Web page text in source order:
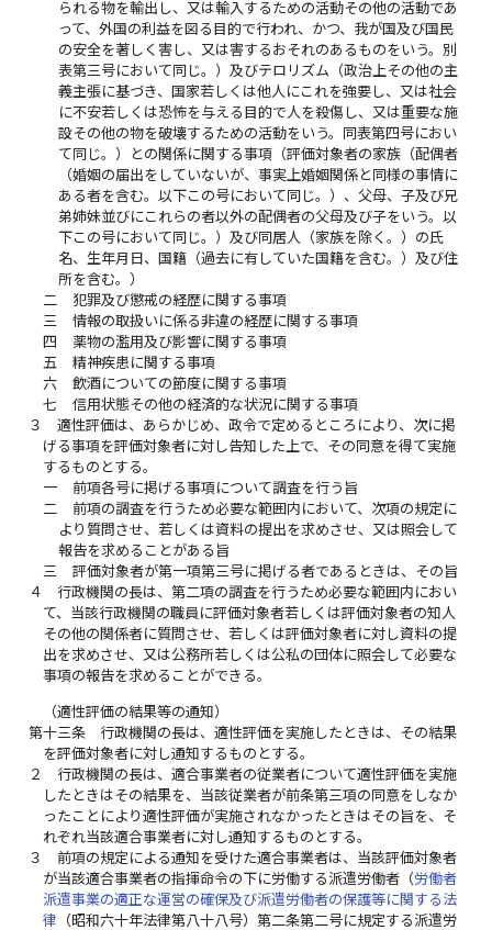
られる物を輸出し、又は輸入するための活動その他の活動であ
って、外国の利益を図る目的で行われ、かつ、我が国及び国民
の安全を著しく害し、又は害するおそれのあるものをいう。別
表第三号において同じ。）及びテロリズム（政治上その他の主
義主張に基づき、国家若しくは他人にこれを強要し、又は社会
に不安若しくは恐怖を与える目的で人を殺傷し、又は重要な施
設その他の物を破壊するための活動をいう。同表第四号におい
て同じ。）との関係に関する事項（評価対象者の家族（配偶者
（婚姻の届出をしていないが、事実上婚姻関係と同様の事情に
ある者を含む。以下この号において同じ。）、父母、子及び兄
弟姉妹並びにこれらの者以外の配偶者の父母及び子をいう。以
下この号において同じ。）及び同居人（家族を除く。）の氏
名、生年月日、国籍（過去に有していた国籍を含む。）及び住
所を含む。）
二
犯罪及び懲戒の経歴に関する事項
三
情報の取扱いに係る非違の経歴に関する事項
四
薬物の濫用及び影響に関する事項
五
精神疾患に関する事項
六
飲酒についての節度に関する事項
七
信用状態その他の経済的な状況に関する事項
３
適性評価は、あらかじめ、政令で定めるところにより、次に掲
げる事項を評価対象者に対し告知した上で、その同意を得て実施
するものとする。
一
前項各号に掲げる事項について調査を行う旨
二
前項の調査を行うため必要な範囲内において、次項の規定に
より質問させ、若しくは資料の提出を求めさせ、又は照会して
報告を求めることがある旨
三
評価対象者が第一項第三号に掲げる者であるときは、その旨
４
行政機関の長は、第二項の調査を行うため必要な範囲内におい
て、当該行政機関の職員に評価対象者若しくは評価対象者の知人
その他の関係者に質問させ、若しくは評価対象者に対し資料の提
出を求めさせ、又は公務所若しくは公私の団体に照会して必要な
事項の報告を求めることができる。
（適性評価の結果等の通知）
第十三条
行政機関の長は、適性評価を実施したときは、その結果
を評価対象者に対し通知するものとする。
２
行政機関の長は、適合事業者の従業者について適性評価を実施
したときはその結果を、当該従業者が前条第三項の同意をしなか
ったことにより適性評価が実施されなかったときはその旨を、そ
れぞれ当該適合事業者に対し通知するものとする。
３
前項の規定による通知を受けた適合事業者は、当該評価対象者
が当該適合事業者の指揮命令の下に労働する派遣労働者（労働者
派遣事業の適正な運営の確保及び派遣労働者の保護等に関する法
律 （昭和六十年法律第八十八号）第二条第二号に規定する派遣労